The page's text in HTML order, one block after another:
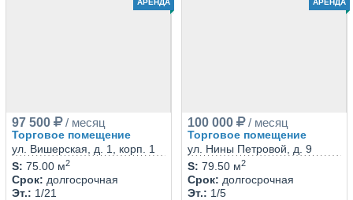
АРЕНДА
Торговое помещение
ул. Вишерская, д. 1, корп. 1
97 500 / месяц
Эт.: 1/21
S: 75.00 м2
Срок: долгосрочная
АРЕНДА
Торговое помещение
ул. Нины Петровой, д. 9
100 000 / месяц
Эт.: 1/5
S: 79.50 м2
Срок: долгосрочная